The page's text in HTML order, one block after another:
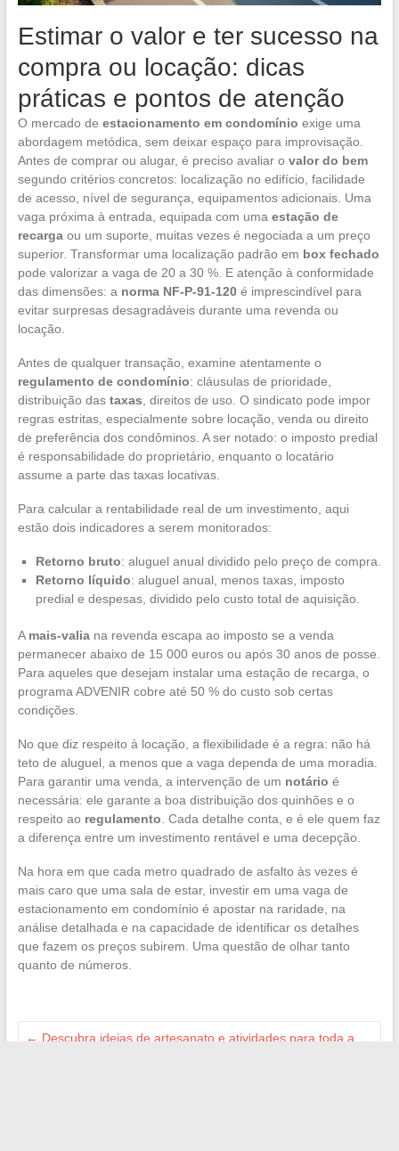
Estimar o valor e ter sucesso na
compra ou locação: dicas
práticas e pontos de atenção
O mercado de estacionamento em condomínio exige uma
abordagem metódica, sem deixar espaço para improvisação.
Antes de comprar ou alugar, é preciso avaliar o valor do bem
segundo critérios concretos: localização no edifício, facilidade
de acesso, nível de segurança, equipamentos adicionais. Uma
vaga próxima à entrada, equipada com uma estação de
recargaou um suporte, muitas vezes é negociada a um preço
superior. Transformar uma localização padrão em box fechado
pode valorizar a vaga de 20 a 30 %. E atenção à conformidade
das dimensões: a norma NF-P-91-120é imprescindível para
evitar surpresas desagradáveis durante uma revenda ou
locação.
Antes de qualquer transação, examine atentamente o
regulamento de condomínio: cláusulas de prioridade,
distribuição das taxas , direitos de uso. O sindicato pode impor
regras estritas, especialmente sobre locação, venda ou direito
de preferência dos condôminos. A ser notado: o imposto predial
é responsabilidade do proprietário, enquanto o locatário
assume a parte das taxas locativas.
Para calcular a rentabilidade real de um investimento, aqui
estão dois indicadores a serem monitorados:
Retorno bruto: aluguel anual dividido pelo preço de compra.
Retorno líquido: aluguel anual, menos taxas, imposto
predial e despesas, dividido pelo custo total de aquisição.
A mais-valiana revenda escapa ao imposto se a venda
permanecer abaixo de 15 000 euros ou após 30 anos de posse.
Para aqueles que desejam instalar uma estação de recarga, o
programa ADVENIR cobre até 50 % do custo sob certas
condições.
No que diz respeito à locação, a flexibilidade é a regra: não há
teto de aluguel, a menos que a vaga dependa de uma moradia.
Para garantir uma venda, a intervenção de um notário é
necessária: ele garante a boa distribuição dos quinhões e o
respeito ao regulamento . Cada detalhe conta, e é ele quem faz
a diferença entre um investimento rentável e uma decepção.
Na hora em que cada metro quadrado de asfalto às vezes é
mais caro que uma sala de estar, investir em uma vaga de
estacionamento em condomínio é apostar na raridade, na
análise detalhada e na capacidade de identificar os detalhes
que fazem os preços subirem. Uma questão de olhar tanto
quanto de números.
← Descubra ideias de artesanato e atividades para toda a